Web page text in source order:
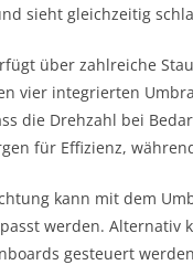
sieht gleichzeitig
über zahlreiche
vier integrierten
die Drehzahl bei
für Effizienz,
kann mit dem
werden. Alternativ
gesteuert